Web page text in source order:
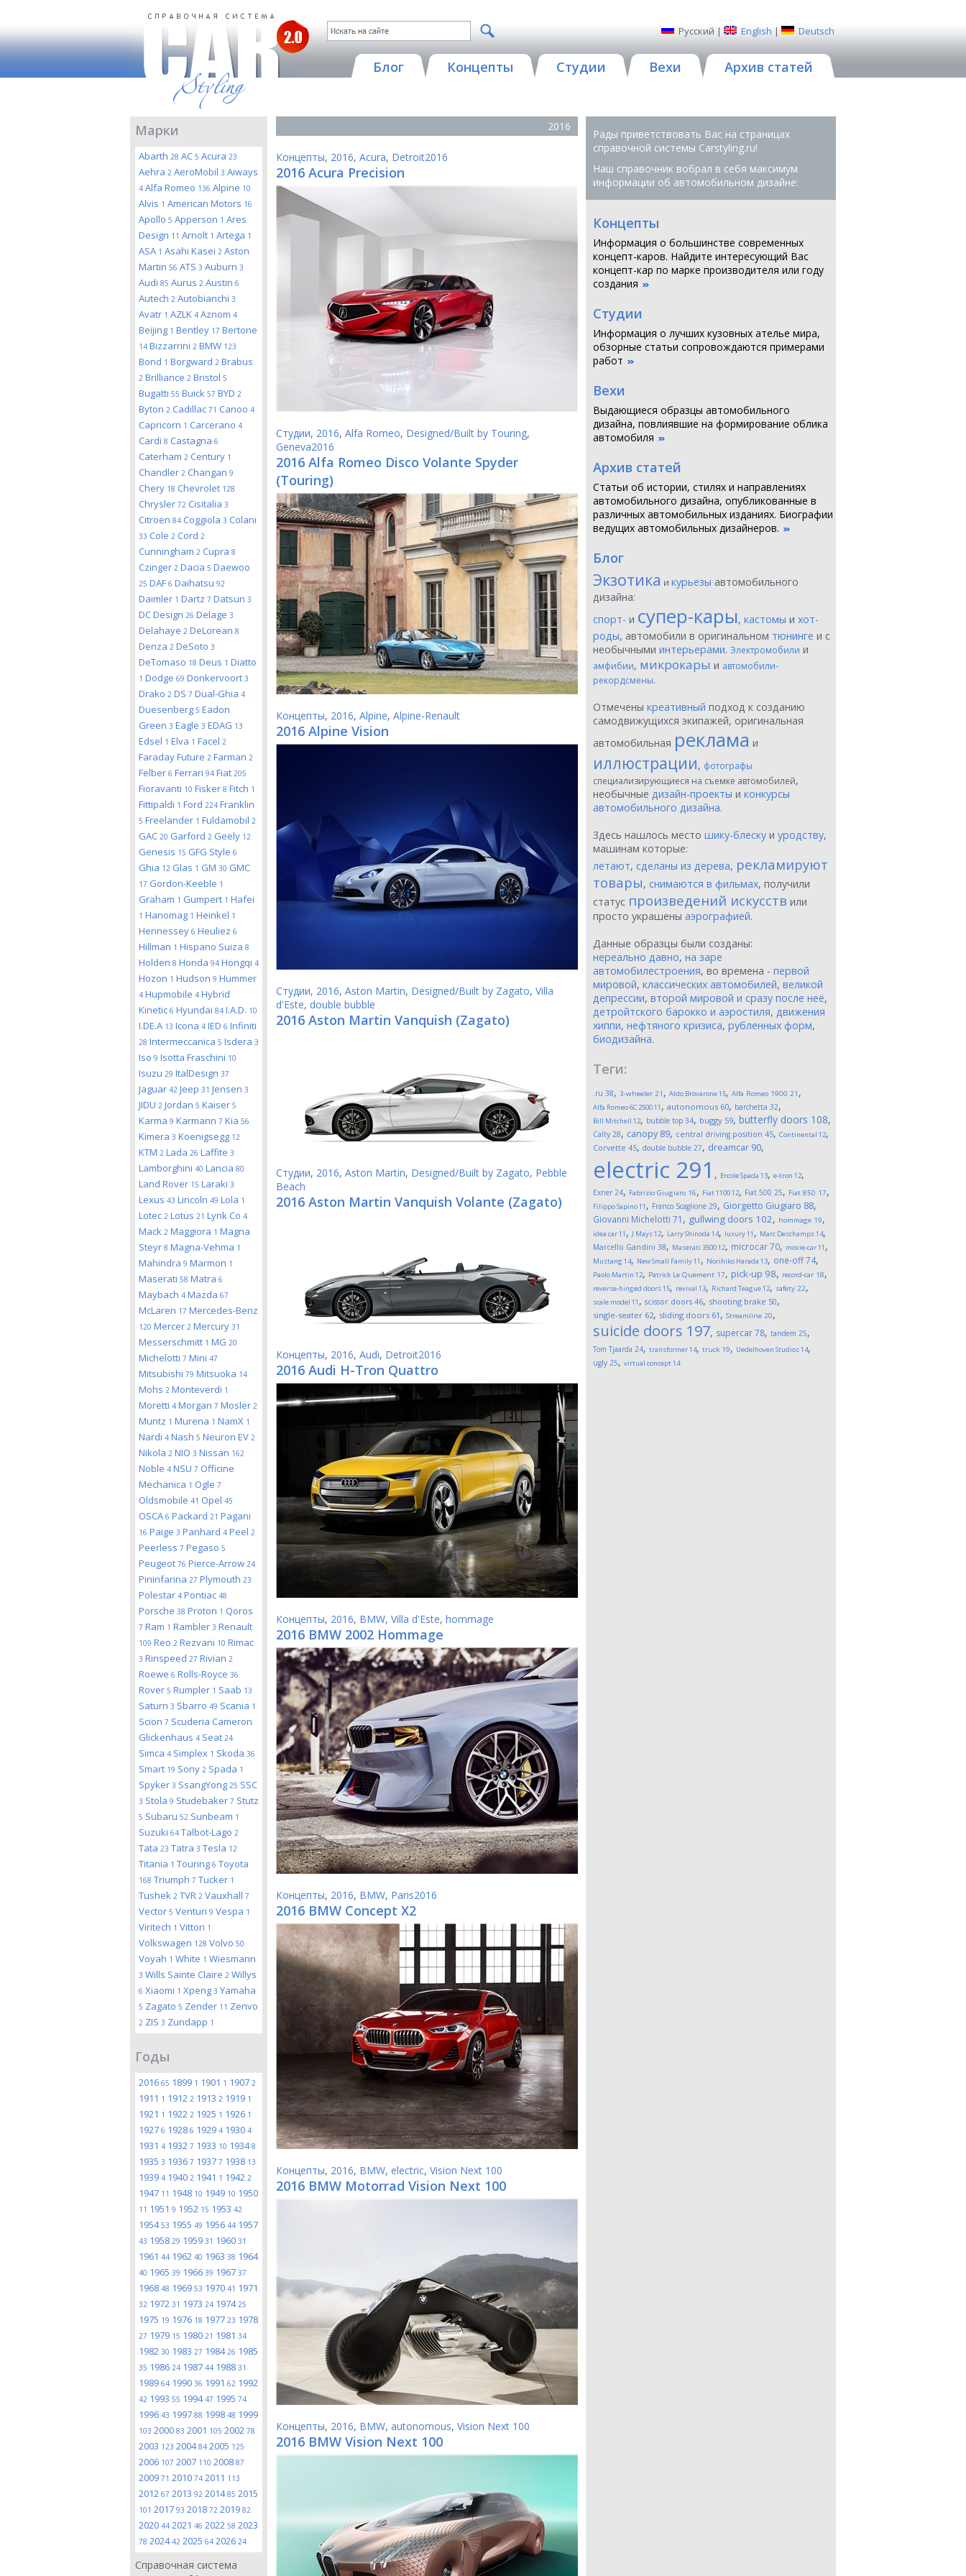
Русский | English | Deutsch
Блог Концепты Студии Вехи Архив статей
Марки
Abarth 28 AC 5 Acura 23
Aehra 2 AeroMobil 3 Aiways
4 Alfa Romeo 136 Alpine 10
Alvis 1 American Motors 16
Apollo 5 Apperson 1 Ares
Design 11 Arnolt 1 Artega 1
ASA 1 Asahi Kasei 2 Aston
Martin 56 ATS 3 Auburn 3
Audi 85 Aurus 2 Austin 6
Autech 2 Autobianchi 3
Avatr 1 AZLK 4 Aznom 4
Beijing 1 Bentley 17 Bertone
14 Bizzarrini 2 BMW 123
Bond 1 Borgward 2 Brabus
2 Brilliance 2 Bristol 5
Bugatti 55 Buick 57 BYD 2
Byton 2 Cadillac 71 Canoo 4
Capricorn 1 Carcerano 4
Cardi 8 Castagna 6
Caterham 2 Century 1
Chandler 2 Changan 9
Chery 18 Chevrolet 128
Chrysler 72 Cisitalia 3
Citroen 84 Coggiola 3 Colani
33 Cole 2 Cord 2
Cunningham 2 Cupra 8
Czinger 2 Dacia 5 Daewoo
25 DAF 6 Daihatsu 92
Daimler 1 Dartz 7 Datsun 3
DC Design 26 Delage 3
Delahaye 2 DeLorean 8
Denza 2 DeSoto 3
DeTomaso 18 Deus 1 Diatto
1 Dodge 69 Donkervoort 3
Drako 2 DS 7 Dual-Ghia 4
Duesenberg 5 Eadon
Green 3 Eagle 3 EDAG 13
Edsel 1 Elva 1 Facel 2
Faraday Future 2 Farman 2
Felber 6 Ferrari 94 Fiat 205
Fioravanti 10 Fisker 8 Fitch 1
Fittipaldi 1 Ford 224 Franklin
5 Freelander 1 Fuldamobil 2
GAC 20 Garford 2 Geely 12
Genesis 15 GFG Style 6
Ghia 12 Glas 1 GM 30 GMC
17 Gordon-Keeble 1
Graham 1 Gumpert 1 Hafei
1 Hanomag 1 Heinkel 1
Hennessey 6 Heuliez 6
Hillman 1 Hispano Suiza 8
Holden 8 Honda 94 Hongqi 4
Hozon 1 Hudson 9 Hummer
4 Hupmobile 4 Hybrid
Kinetic 6 Hyundai 84 I.A.D. 10
I.DE.A 13 Icona 4 IED 6 Infiniti
28 Intermeccanica 5 Isdera 3
Iso 9 Isotta Fraschini 10
Isuzu 29 ItalDesign 37
Jaguar 42 Jeep 31 Jensen 3
JIDU 2 Jordan 5 Kaiser 5
Karma 9 Karmann 7 Kia 56
Kimera 3 Koenigsegg 12
KTM 2 Lada 26 Laffite 3
Lamborghini 40 Lancia 80
Land Rover 15 Laraki 3
Lexus 43 Lincoln 49 Lola 1
Lotec 2 Lotus 21 Lynk Co 4
Mack 2 Maggiora 1 Magna
Steyr 8 Magna-Vehma 1
Mahindra 9 Marmon 1
Maserati 58 Matra 6
Maybach 4 Mazda 67
McLaren 17 Mercedes-Benz
120 Mercer 2 Mercury 31
Messerschmitt 1 MG 20
Michelotti 7 Mini 47
Mitsubishi 79 Mitsuoka 14
Mohs 2 Monteverdi 1
Moretti 4 Morgan 7 Mosler 2
Muntz 1 Murena 1 NamX 1
Nardi 4 Nash 5 Neuron EV 2
Nikola 2 NIO 3 Nissan 162
Noble 4 NSU 7 Officine
Mechanica 1 Ogle 7
Oldsmobile 41 Opel 45
OSCA 6 Packard 21 Pagani
16 Paige 3 Panhard 4 Peel 2
Peerless 7 Pegaso 5
Peugeot 76 Pierce-Arrow 24
Pininfarina 27 Plymouth 23
Polestar 4 Pontiac 48
Porsche 38 Proton 1 Qoros
7 Ram 1 Rambler 3 Renault
109 Reo 2 Rezvani 10 Rimac
3 Rinspeed 27 Rivian 2
Roewe 6 Rolls-Royce 36
Rover 5 Rumpler 1 Saab 13
Saturn 3 Sbarro 49 Scania 1
Scion 7 Scuderia Cameron
Glickenhaus 4 Seat 24
Simca 4 Simplex 1 Skoda 36
Smart 19 Sony 2 Spada 1
Spyker 3 SsangYong 25 SSC
3 Stola 9 Studebaker 7 Stutz
5 Subaru 52 Sunbeam 1
Suzuki 64 Talbot-Lago 2
Tata 23 Tatra 3 Tesla 12
Titania 1 Touring 6 Toyota
168 Triumph 7 Tucker 1
Tushek 2 TVR 2 Vauxhall 7
Vector 5 Venturi 9 Vespa 1
Viritech 1 Vittori 1
Volkswagen 128 Volvo 50
Voyah 1 White 1 Wiesmann
3 Wills Sainte Claire 2 Willys
6 Xiaomi 1 Xpeng 3 Yamaha
5 Zagato 5 Zender 11 Zenvo
2 ZIS 3 Zundapp 1
Годы
2016 65 1899 1 1901 1 1907 2
1911 1 1912 2 1913 2 1919 1
1921 1 1922 2 1925 1 1926 1
1927 6 1928 6 1929 4 1930 4
1931 4 1932 7 1933 10 19348
1935 3 1936 7 1937 7 1938 13
1939 4 1940 2 1941 1 1942 2
1947 11 1948 10 1949 10 1950
11 1951 9 1952 15 1953 42
195453 1955 49 1956 44 1957
43 1958 29 1959 31 1960 31
1961 44 1962 40 1963 38 1964
40 1965 39 1966 39 1967 37
1968 48 1969 53 1970 41 1971
32 1972 31 1973 24 197425
1975 19 1976 18 1977 23 1978
27 1979 15 1980 21 1981 34
1982 30 1983 27 198426 1985
35 1986 24 1987 44 1988 31
1989 64 1990 36 1991 62 1992
42 1993 55 199447 1995 74
1996 43 1997 88 1998 48 1999
103 2000 83 2001 105 2002 78
2003 123 200484 2005 125
2006 107 2007 110 2008 87
2009 71 2010 74 2011 113
2012 67 2013 92 201485 2015
101 2017 93 2018 72 2019 82
2020 44 2021 46 2022 58 2023
78 202442 2025 64 2026 24
Справочная система
2016
Концепты, 2016, Acura, Detroit2016
2016 Acura Precision
Студии, 2016, Alfa Romeo, Designed/Built by Touring,
Geneva2016
2016 Alfa Romeo Disco Volante Spyder
(Touring)
Концепты, 2016, Alpine, Alpine-Renault
2016 Alpine Vision
Студии, 2016, Aston Martin, Designed/Built by Zagato, Villa
d'Este, double bubble
2016 Aston Martin Vanquish (Zagato)
Студии, 2016, Aston Martin, Designed/Built by Zagato, Pebble
Beach
2016 Aston Martin Vanquish Volante (Zagato)
Концепты, 2016, Audi, Detroit2016
2016 Audi H-Tron Quattro
Концепты, 2016, BMW, Villa d'Este, hommage
2016 BMW 2002 Hommage
Концепты, 2016, BMW, Paris2016
2016 BMW Concept X2
Концепты, 2016, BMW, electric, Vision Next 100
2016 BMW Motorrad Vision Next 100
Концепты, 2016, BMW, autonomous, Vision Next 100
2016 BMW Vision Next 100
Рады приветствовать Вас на страницах
справочной системы Сarstyling.ru!
Наш справочник вобрал в себя максимум
информации об автомобильном дизайне:
Концепты
Информация о большинстве современных
концепт-каров. Найдите интересующий Вас
концепт-кар по марке производителя или году
создания
Студии
Информация о лучших кузовных ателье мира,
обзорные статьи сопровождаются примерами
работ
Вехи
Выдающиеся образцы автомобильного
дизайна, повлиявшие на формирование облика
автомобиля
Архив статей
Статьи об истории, стилях и направлениях
автомобильного дизайна, опубликованные в
различных автомобильных изданиях. Биографии
ведущих автомобильных дизайнеров.
Блог
Экзотика и курьезы автомобильного
дизайна:
спорт- и супер-кары, кастомы и хот-
роды, автомобили в оригинальном тюнинге и с
необычными интерьерами. Электромобили и
амфибии, микрокары и автомобили-
рекордсмены.
Отмечены креативный подход к созданию
самодвижущихся экипажей, оригинальная
автомобильная реклама и
иллюстрации, фотографы
специализирующиеся на съемке автомобилей,
необычные дизайн-проекты и конкурсы
автомобильного дизайна.
Здесь нашлось место шику-блеску и уродству,
машинам которые:
летают, сделаны из дерева, рекламируют
товары, снимаются в фильмах, получили
статус произведений искусств или
просто украшены аэрографией.
Данные образцы были созданы:
нереально давно, на заре
автомобилестроения, во времена - первой
мировой, классических автомобилей, великой
депрессии, второй мировой и сразу после неё,
детройтского барокко и аэростиля, движения
хиппи, нефтяного кризиса, рубленных форм,
биодизайна.
Теги:
.ru 38, 3-wheeler 21 , Aldo Brovarone15, Alfa Romeo 1900 21 ,
Alfa Romeo 6C 250011 , autonomous 60, barchetta 32,
Bill Mitchell 12, bubble top 34, buggy 59, butterfly doors 108,
Calty 28, canopy 89, central driving position 45, Continental 12,
Corvette 45, double bubble 27, dreamcar 90,
electric 291 , Ercole Spada 13, e-tron 12,
Exner 24, Fabrizio Giugiaro 16, Fiat 110012, Fiat 500 25, Fiat 850 17,
Filippo Sapino11 , Franco Scaglione 29, Giorgetto Giugiaro 88,
Giovanni Michelotti 71 , gullwing doors 102, hommage 19,
idea car11 , J Mays12, Larry Shinoda 14, luxury11 , Marc Deschamps14,
Marcello Gandini 38, Maserati 350012, microcar70, movie-car11 ,
Mustang 14, New Small Family11 , Norihiko Harada 13, one-off74,
Paolo Martin 12, Patrick Le Quement 17, pick-up 98, record-car 18,
reverse-hinged doors15, revival 13, Richard Teague12, safety 22,
scale model 11 , scissor doors 46, shooting brake 50,
single-seater 62, sliding doors 61 , Streamline 20,
suicide doors 197, supercar78, tandem 25,
Tom Tjaarda 24, transformer14, truck 19, Uedelhoven Studios14,
ugly 25, virtual concept14